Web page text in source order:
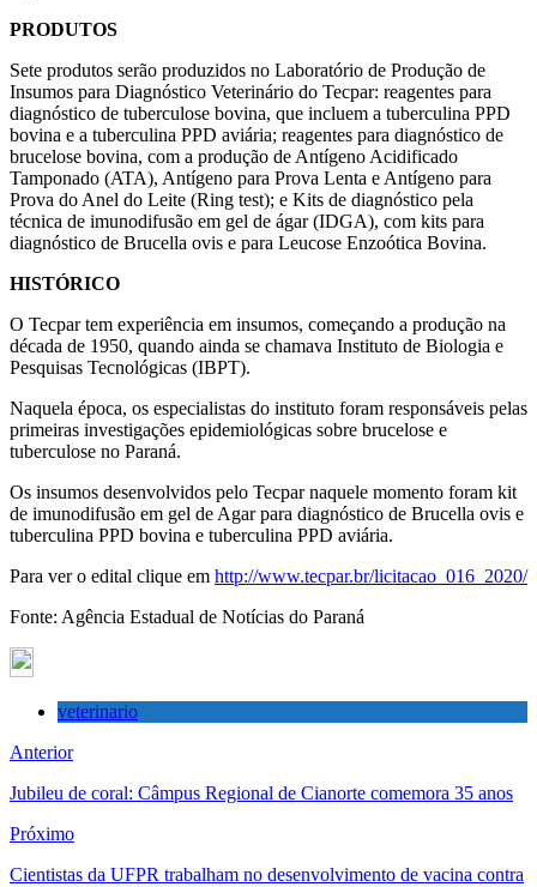
PRODUTOS
Sete produtos serão produzidos no Laboratório de Produção de
Insumos para Diagnóstico Veterinário do Tecpar: reagentes para
diagnóstico de tuberculose bovina, que incluem a tuberculina PPD
bovina e a tuberculina PPD aviária; reagentes para diagnóstico de
brucelose bovina, com a produção de Antígeno Acidificado
Tamponado (ATA), Antígeno para Prova Lenta e Antígeno para
Prova do Anel do Leite (Ring test); e Kits de diagnóstico pela
técnica de imunodifusão em gel de ágar (IDGA), com kits para
diagnóstico de Brucella ovis e para Leucose Enzoótica Bovina.
HISTÓRICO
O Tecpar tem experiência em insumos, começando a produção na
década de 1950, quando ainda se chamava Instituto de Biologia e
Pesquisas Tecnológicas (IBPT).
Naquela época, os especialistas do instituto foram responsáveis pelas
primeiras investigações epidemiológicas sobre brucelose e
tuberculose no Paraná.
Os insumos desenvolvidos pelo Tecpar naquele momento foram kit
de imunodifusão em gel de Agar para diagnóstico de Brucella ovis e
tuberculina PPD bovina e tuberculina PPD aviária.
Para ver o edital clique em http://www.tecpar.br/licitacao_016_2020/
Fonte: Agência Estadual de Notícias do Paraná
veterinario
Anterior
Jubileu de coral: Câmpus Regional de Cianorte comemora 35 anos
Próximo
Cientistas da UFPR trabalham no desenvolvimento de vacina contra